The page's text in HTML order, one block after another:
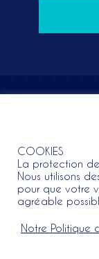
COOKIES
La protection
Nous utilisons
pour que votre
agréable
Notre Politique